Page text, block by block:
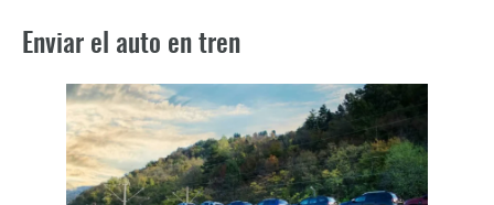
Enviar el auto en tren